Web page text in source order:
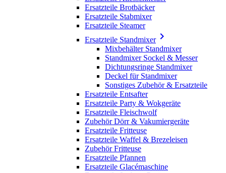
Ersatzteile Brotbäcker
Ersatzteile Stabmixer
Ersatzteile Steamer
Ersatzteile Standmixer
Mixbehälter Standmixer
Standmixer Sockel & Messer
Dichtungsringe Standmixer
Deckel für Standmixer
Sonstiges Zubehör & Ersatzteile
Ersatzteile Entsafter
Ersatzteile Party & Wokgeräte
Ersatzteile Fleischwolf
Zubehör Dörr & Vakumiergeräte
Ersatzteile Fritteuse
Ersatzteile Waffel & Brezeleisen
Zubehör Fritteuse
Ersatzteile Pfannen
Ersatzteile Glacémaschine